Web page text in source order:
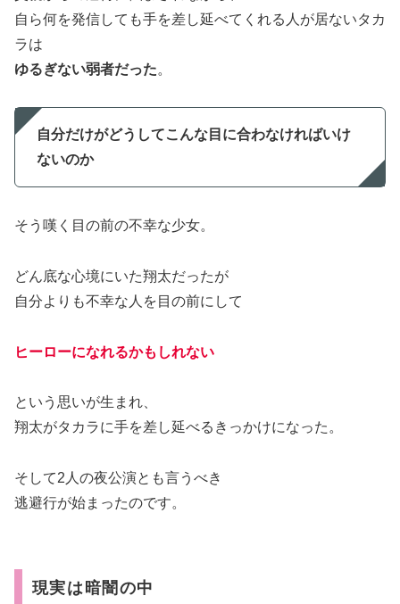
自ら何を発信しても手を差し延べてくれる人が居ないタカ
ラは
ゆるぎない弱者だった。
自分だけがどうしてこんな目に合わなければいけ
ないのか
そう嘆く目の前の不幸な少女。
どん底な心境にいた翔太だったが
自分よりも不幸な人を目の前にして
ヒーローになれるかもしれない
という思いが生まれ、
翔太がタカラに手を差し延べるきっかけになった。
そして2人の夜公演とも言うべき
逃避行が始まったのです。
現実は暗闇の中